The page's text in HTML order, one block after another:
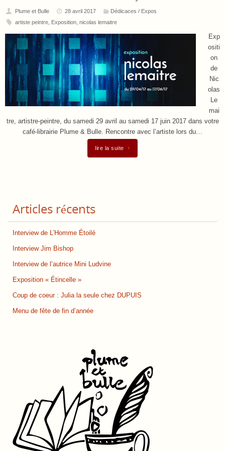
Plume et Bulle 28 avril 2017
Dédicaces / Expos
artiste peintre, Exposition, nicolas lemaitre
Exp
ositi
on
de
Nic
olas
Le
mai
tre, artistre-peintre, du samedi 29 avril au samedi 17 juin 2017 dans votre
café-librairie Plume & Bulle. Rencontre avec l’artiste lors du…
lire la suite
Articles récents
Interview de L’Homme Étoilé
Interview Jim Bishop
Interview de l’autrice Mini Ludvine
Exposition « Étincelle »
Coup de coeur : Julia la seule chez DUPUIS
Menu de fête de fin d’année